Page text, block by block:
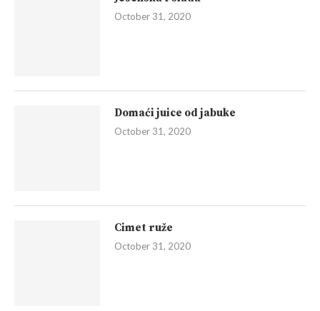
October 31, 2020
Domaći juice od jabuke
October 31, 2020
Cimet ruže
October 31, 2020